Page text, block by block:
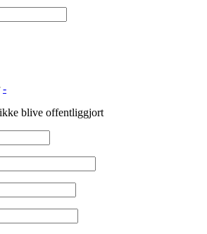
-
blive offentliggjort